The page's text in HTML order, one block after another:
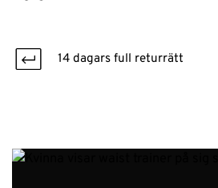
14 dagars full returrätt